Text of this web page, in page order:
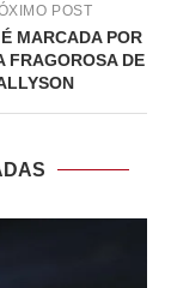
POST
MARCADA POR
FRAGOROSA DE